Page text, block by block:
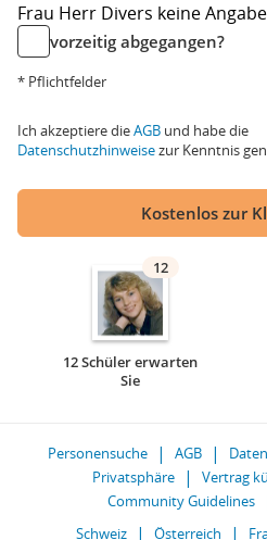
Frau Herr Divers keine Angabe
vorzeitig abgegangen?
* Pflichtfelder
Ich akzeptiere dieAGB und habe die
Datenschutzhinweisezur Kenntnis
Kostenlos zur
12
12 Schüler erwarten
Sie
Personensuche AGB
Privatsphäre
Vertrag
Community Guidelines
Schweiz
Österreich